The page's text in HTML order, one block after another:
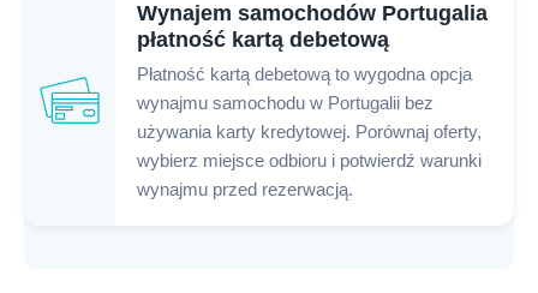
Wynajem samochodów Portugalia
płatność kartą debetową
Płatność kartą debetową to wygodna opcja
wynajmu samochodu w Portugalii bez
używania karty kredytowej. Porównaj oferty,
wybierz miejsce odbioru i potwierdź warunki
wynajmu przed rezerwacją.